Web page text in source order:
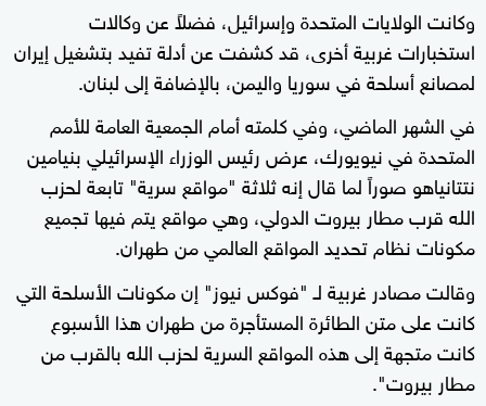
وكانت الولايات المتحدة وإسرائيل، فضلاً عن وكالات
استخبارات غربية أخرى، قد كشفت عن أدلة تفيد بتشغيل إيران
لمصانع أسلحة في سوريا واليمن، بالإضافة إلى لبنان.
في الشهر الماضي، وفي كلمته أمام الجمعية العامة للأمم
المتحدة في نيويورك، عرض رئيس الوزراء الإسرائيلي بنيامين
نتتانياهو صوراً لما قال إنه ثلاثة "مواقع سرية" تابعة لحزب
الله قرب مطار بيروت الدولي، وهي مواقع يتم فيها تجميع
مكونات نظام تحديد المواقع العالمي من طهران.
وقالت مصادر غربية لـ "فوكس نيوز" إن مكونات الأسلحة التي
كانت على متن الطائرة المستأجرة من طهران هذا الأسبوع
كانت متجهة إلى هذه المواقع السرية لحزب الله بالقرب من
مطار بيروت".